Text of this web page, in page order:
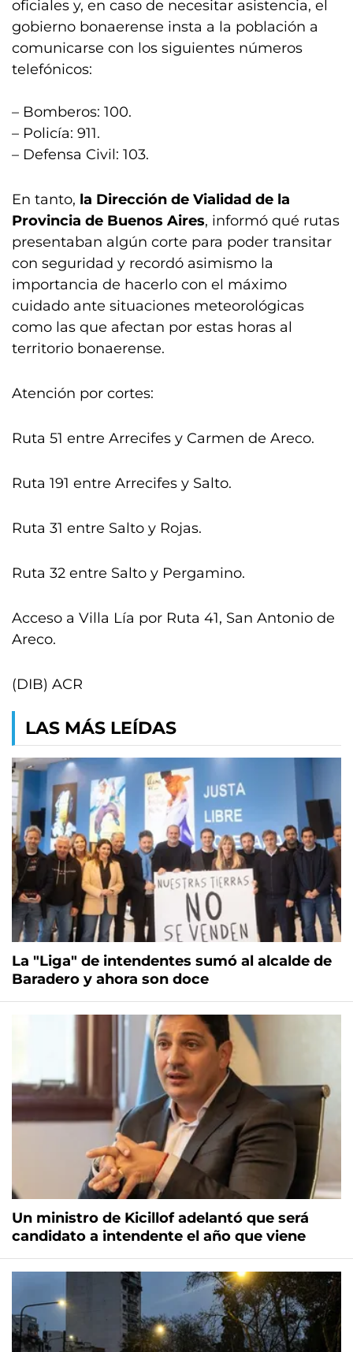
oficiales y, en caso de necesitar asistencia, el
gobierno bonaerense insta a la población a
comunicarse con los siguientes números
telefónicos:
– Bomberos: 100.
– Policía: 911.
– Defensa Civil: 103.
En tanto, la Dirección de Vialidad de la
Provincia de Buenos Aires, informó qué rutas
presentaban algún corte para poder transitar
con seguridad y recordó asimismo la
importancia de hacerlo con el máximo
cuidado ante situaciones meteorológicas
como las que afectan por estas horas al
territorio bonaerense.
Atención por cortes:
Ruta 51 entre Arrecifes y Carmen de Areco.
Ruta 191 entre Arrecifes y Salto.
Ruta 31 entre Salto y Rojas.
Ruta 32 entre Salto y Pergamino.
Acceso a Villa Lía por Ruta 41, San Antonio de
Areco.
(DIB) ACR
LAS MÁS LEÍDAS
La "Liga" de intendentes sumó al alcalde de
Baradero y ahora son doce
Un ministro de Kicillof adelantó que será
candidato a intendente el año que viene